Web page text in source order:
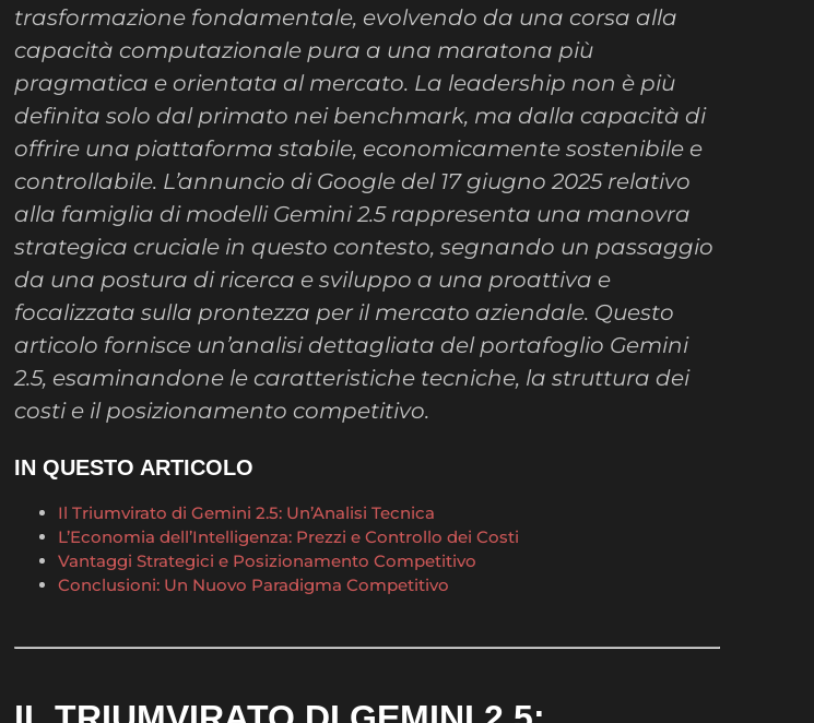
trasformazione fondamentale, evolvendo da una corsa alla
capacità computazionale pura a una maratona più
pragmatica e orientata al mercato. La leadership non è più
definita solo dal primato nei benchmark, ma dalla capacità di
offrire una piattaforma stabile, economicamente sostenibile e
controllabile. L’annuncio di Google del 17 giugno 2025 relativo
alla famiglia di modelli Gemini 2.5 rappresenta una manovra
strategica cruciale in questo contesto, segnando un passaggio
da una postura di ricerca e sviluppo a una proattiva e
focalizzata sulla prontezza per il mercato aziendale. Questo
articolo fornisce un’analisi dettagliata del portafoglio Gemini
2.5, esaminandone le caratteristiche tecniche, la struttura dei
costi e il posizionamento competitivo.
IN QUESTO ARTICOLO
Il Triumvirato di Gemini 2.5: Un’Analisi Tecnica
L’Economia dell’Intelligenza: Prezzi e Controllo dei Costi
Vantaggi Strategici e Posizionamento Competitivo
Conclusioni: Un Nuovo Paradigma Competitivo